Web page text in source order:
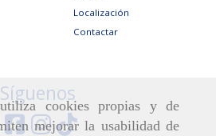
cookies propias y de
mejorar la usabilidad de
Localización
Contactar
Síguenos